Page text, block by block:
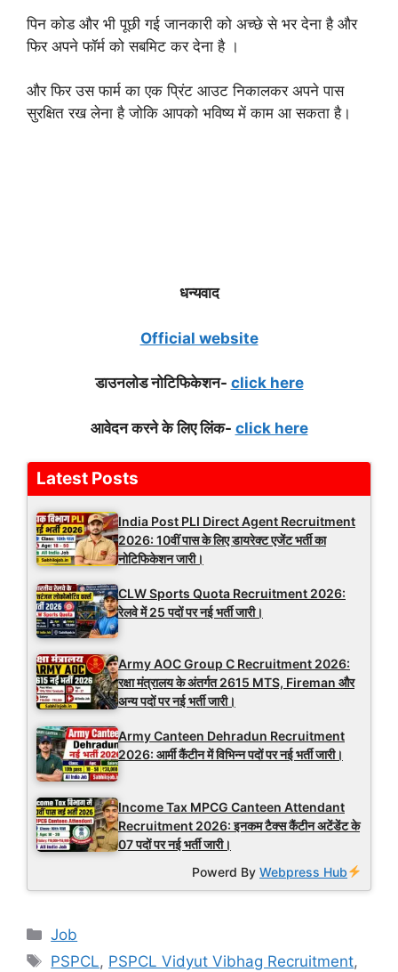
पिन कोड और भी पूछी गई जानकारी को अच्छे से भर देना है और
फिर अपने फॉर्म को सबमिट कर देना है ।
और फिर उस फार्म का एक प्रिंट आउट निकालकर अपने पास
सुरक्षित रख लेना है जोकि आपको भविष्य में काम आ सकता है।
धन्यवाद
Official website
डाउनलोड नोटिफिकेशन- click here
आवेदन करने के लिए लिंक- click here
Latest Posts
India Post PLI Direct Agent Recruitment
2026: 10वीं पास के लिए डायरेक्ट एजेंट भर्ती का
नोटिफिकेशन जारी।
CLW Sports Quota Recruitment 2026:
रेलवे में 25 पदों पर नई भर्ती जारी।
Army AOC Group C Recruitment 2026:
रक्षा मंत्रालय के अंतर्गत 2615 MTS, Fireman और
अन्य पदों पर नई भर्ती जारी।
Army Canteen Dehradun Recruitment
2026: आर्मी कैंटीन में विभिन्न पदों पर नई भर्ती जारी।
Income Tax MPCG Canteen Attendant
Recruitment 2026: इनकम टैक्स कैंटीन अटेंडेंट के
07 पदों पर नई भर्ती जारी।
Powerd ByWebpress Hub
Categories
Job
Tags
PSPCL, PSPCL Vidyut Vibhag Recruitment,